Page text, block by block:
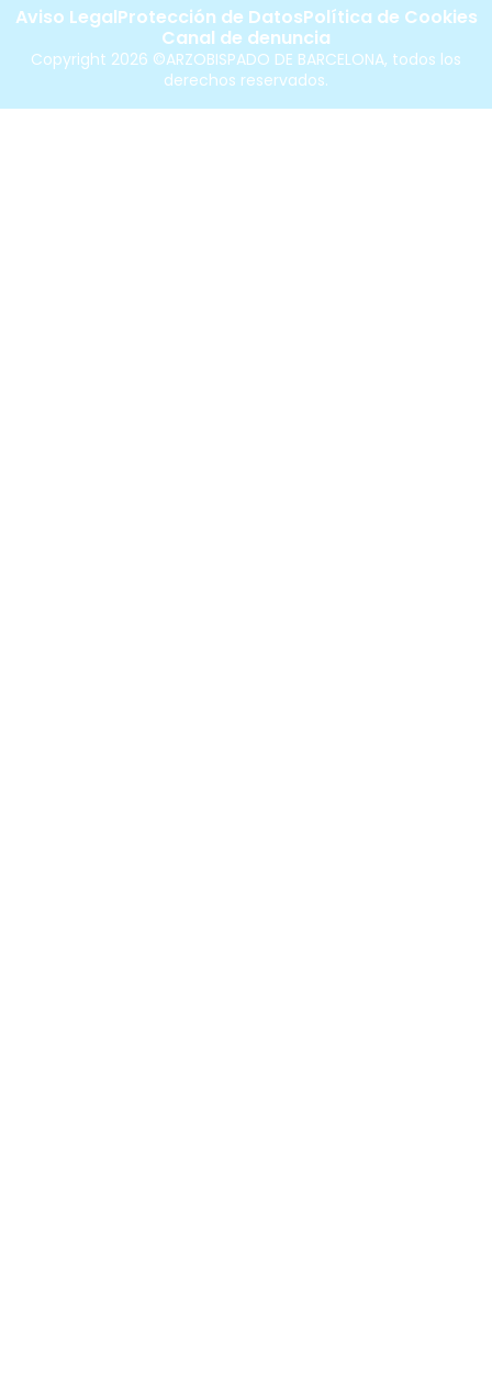
Copyright 2026 ©ARZOBISPADO DE BARCELONA, todos los
derechos reservados.
Aviso LegalProtección de DatosPolítica de Cookies
Canal de denuncia